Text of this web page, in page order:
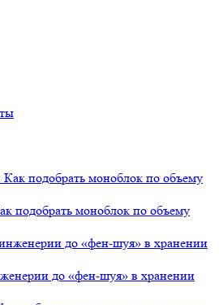
подобрать моноблок по объему
до «фен-шуя» в хранении